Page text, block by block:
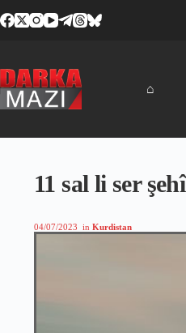
to
⌂
11 sal li ser
04/07/2023 in Kurdistan